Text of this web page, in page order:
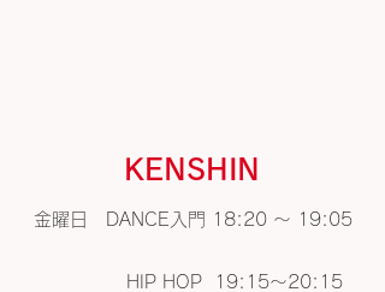
​​KENSHIN
金曜日 DANCE入門 18:20 〜 19:05
HIP HOP 19:15〜20:15